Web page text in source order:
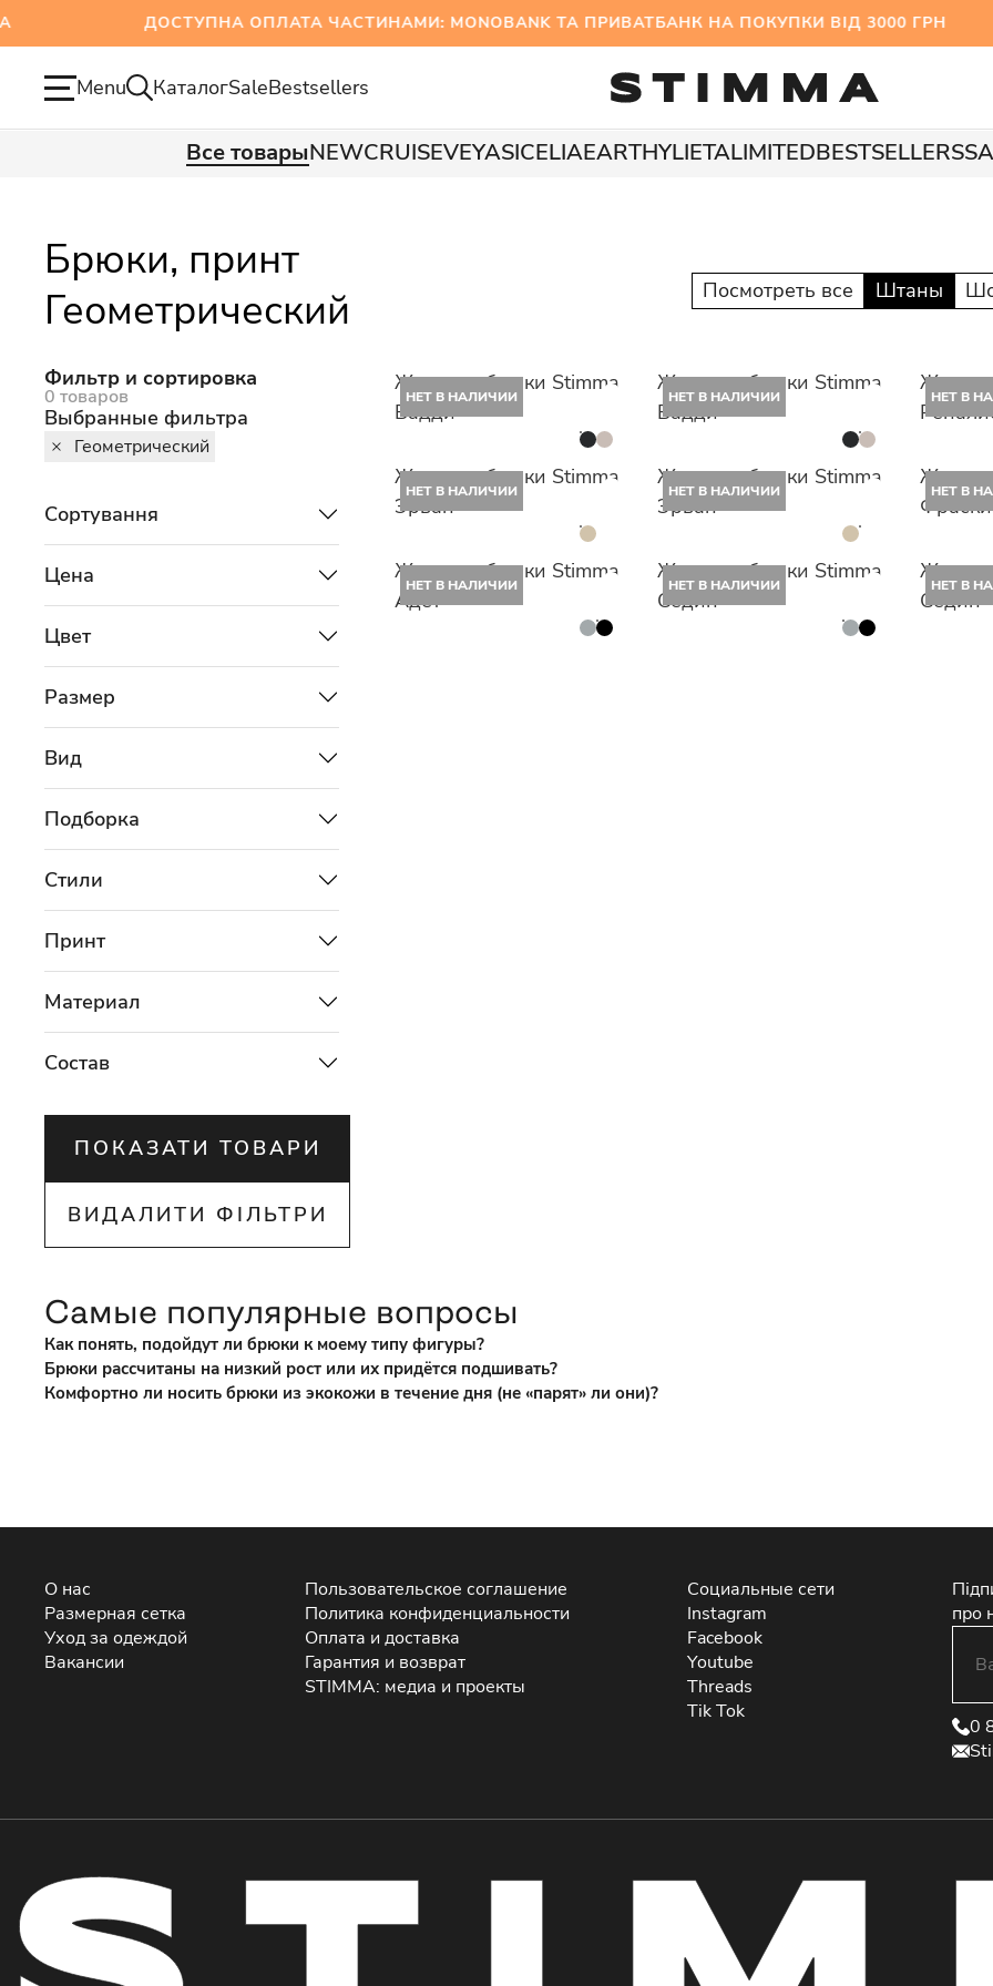
ДОСТУПНА ОПЛАТА ЧАСТИНАМИ: MONOBANK ТА ПРИВАТБАНК НА ПОКУПКИ ВІД 3000
Menu КаталогSaleBestsellers
Все товарыNEWCRUISEVEYASICELIAEARTHYLIETALIMITEDBESTSELLERS
Брюки, принт
Геометрический
Посмотреть все Штаны
Фильтр и сортировка
0 товаров
Выбранные фильтра
Геометрический
Сортування
Цена
Цвет
Размер
Вид
Подборка
Стили
Принт
Материал
Состав
ПОКАЗАТИ ТОВАРИ
ВИДАЛИТИ ФІЛЬТРИ
НЕТ В НАЛИЧИИ
Женские брюки Stimma
Бадди
НЕТ В НАЛИЧИИ
Женские брюки Stimma
Бадди
НЕТ В
НЕТ В НАЛИЧИИ
Женские брюки Stimma
Эрван
НЕТ В НАЛИЧИИ
Женские брюки Stimma
Эрван
НЕТ В
НЕТ В НАЛИЧИИ
Женские брюки Stimma
Адет
НЕТ В НАЛИЧИИ
Женские брюки Stimma
Седин
НЕТ В
Седин
Самые популярные вопросы
Как понять, подойдут ли брюки к моему типу фигуры?
Брюки рассчитаны на низкий рост или их придётся подшивать?
Комфортно ли носить брюки из экокожи в течение дня (не «парят» ли они)?
О нас
Размерная сетка
Уход за одеждой
Вакансии
Пользовательское соглашение
Политика конфиденциальности
Оплата и доставка
Гарантия и возврат
STIMMA: медиа и проекты
Социальные сети
Instagram
Facebook
Youtube
Threads
Tik Tok
про
0